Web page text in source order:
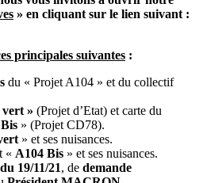
» en cliquant sur le lien suivant :
principales suivantes :
du « Projet A104 » et du collectif
» (Projet d’Etat) et carte du
» (Projet CD78).
» et ses nuisances.
« A104 Bis » et ses nuisances.
19/11/21, de demande